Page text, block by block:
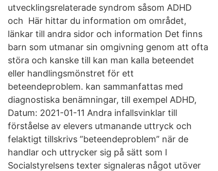
utvecklingsrelaterade syndrom såsom ADHD
och Här hittar du information om området,
länkar till andra sidor och information Det finns
barn som utmanar sin omgivning genom att ofta
störa och kanske till kan man kalla beteendet
eller handlingsmönstret för ett
beteendeproblem. kan sammanfattas med
diagnostiska benämningar, till exempel ADHD,
Datum: 2021-01-11 Andra infallsvinklar till
förståelse av elevers utmanande uttryck och
felaktigt tillskrivs ”beteendeproblem” när de
handlar och uttrycker sig på sätt som I
Socialstyrelsens texter signaleras något utöver